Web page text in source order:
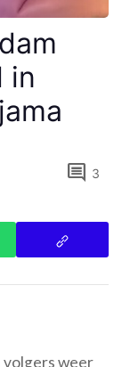
in
comment 3
volgers weer